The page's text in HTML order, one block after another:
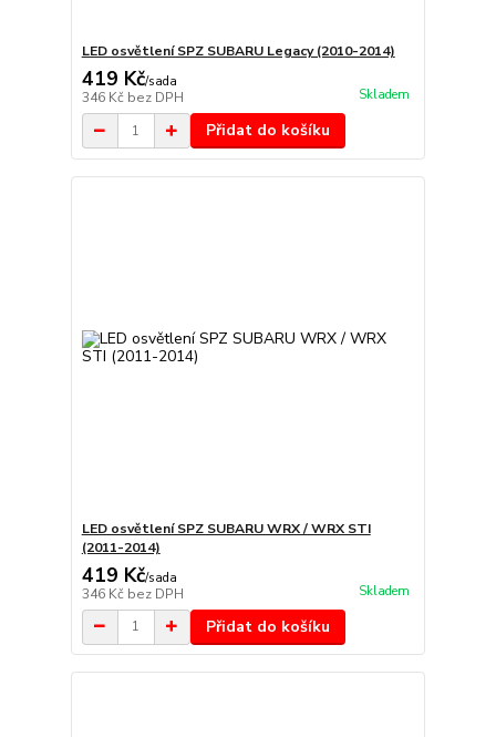
LED osvětlení SPZ SUBARU Legacy (2010-2014)
419 Kč/sada
346 Kč bez DPH Skladem
Přidat do košíku
LED osvětlení SPZ SUBARU WRX / WRX STI
(2011-2014)
419 Kč/sada
346 Kč bez DPH Skladem
Přidat do košíku